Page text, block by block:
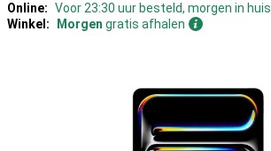
Online: Voor 23:30 uur besteld, morgen in huis
Winkel:
Morgen gratis afhalen